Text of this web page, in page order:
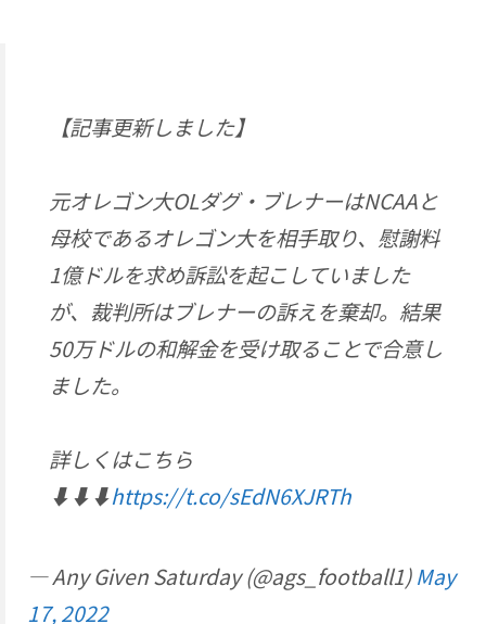
【記事更新しました】
元オレゴン大OLダグ・ブレナーはNCAAと
母校であるオレゴン大を相手取り、慰謝料
1億ドルを求め訴訟を起こしていました
が、裁判所はブレナーの訴えを棄却。結果
50万ドルの和解金を受け取ることで合意し
ました。
詳しくはこちら
⬇️⬇️⬇️https://t.co/sEdN6XJRTh
— Any Given Saturday (@ags_football1)May
17, 2022